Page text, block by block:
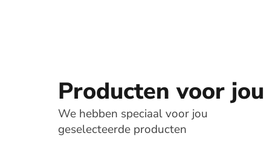
Producten voor jou
We hebben speciaal voor jou
geselecteerde producten